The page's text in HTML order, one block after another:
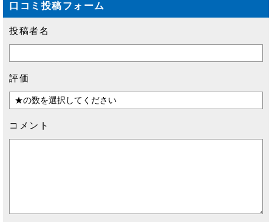
口コミ投稿フォーム
コメント
評価
投稿者名